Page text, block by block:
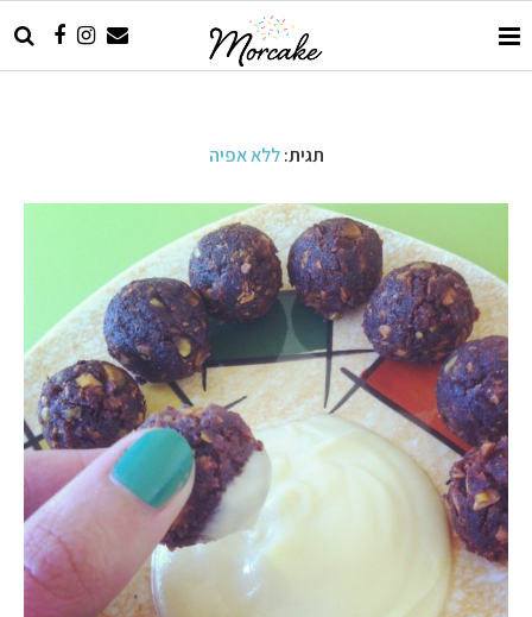
תגית:ללא אפיה